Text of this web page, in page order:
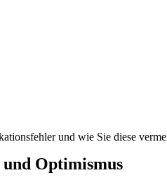
und wie Sie diese
Optimismus